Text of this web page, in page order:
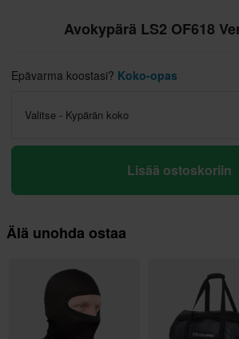
Avokypärä LS2 OF618
Epävarma koostasi? Koko-opas
Valitse - Kypärän koko
Lisää ostoskoriin
Älä unohda ostaa